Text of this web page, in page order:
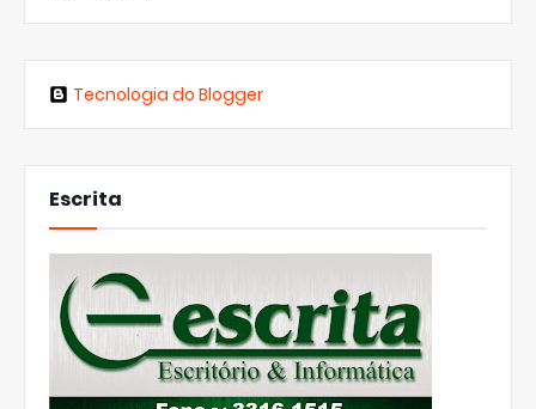
Tecnologia do Blogger
Escrita